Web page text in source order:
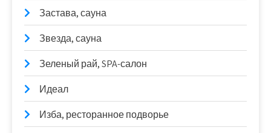
Застава, сауна
Звезда, сауна
Зеленый рай, SPA-салон
Идеал
Изба, ресторанное подворье